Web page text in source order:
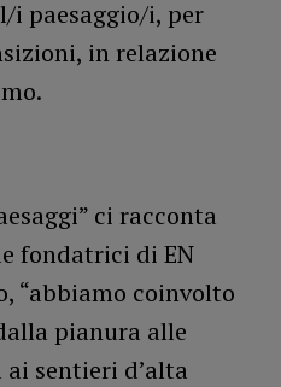
i paesaggio/i, per
in relazione
ci racconta
fondatrici di EN
“abbiamo coinvolto
pianura alle
sentieri d’alta